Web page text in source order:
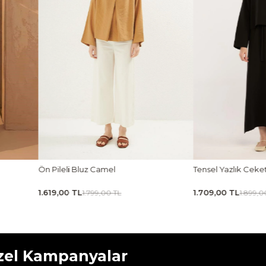
Ön Pileli Bluz Camel
1.619,00 TL1.799,00 TL
Tensel Yazlık
1.709,00 TL
Kampanyalar